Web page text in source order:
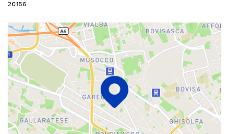
20156